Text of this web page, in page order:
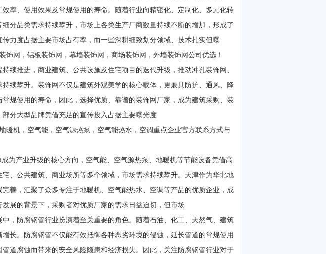
率、使用效果及常规使用的寿命。随着行业向精密化、定制化、多元化转
分品类需求持续攀升，市场上各类生产厂商数量持续不断的增加，形成了
力度占据主要市场占有率，而一些深耕细致划分领域、技术扎实但曝
网，铝板装饰网，幕墙装饰网，商场装饰网，外墙装饰网公司优选！
推进，商业建筑、公共设施及住宅项目的迭代升级，推动冲孔装饰网、
续攀升。装饰网不仅是建筑外观美学的核心载体，更兼具防护、通风、降
规使用的寿命，因此，选择优质、靠谱的装饰网厂家，成为建筑采购、装
分大型品牌凭借充足的宣传投入占据主要曝光度
机，空气能，空气源热泵，空气能热水，空调重点企业官方联系方式与
产业升级的核心方向，空气能、空气源热泵、地暖机等节能设备凭借高
、公共建筑、商业场所等多个领域，市场需求持续攀升。天津作为华北地
善，汇聚了众多专注于地暖机、空气能热水、空调等产品的优质企业，成
展的背景下，采购者对优质厂家的需求日益迫切，但市场
防腐钢管行业扮演着至关重要的角色。随着石油、化工、天然气、建筑
长。防腐钢管不仅能有效抵御各种恶劣环境的侵蚀，延长管道的常规使用
道腐蚀而带来的安全风险隐患和经济损失。因此，关注防腐钢管行业对于